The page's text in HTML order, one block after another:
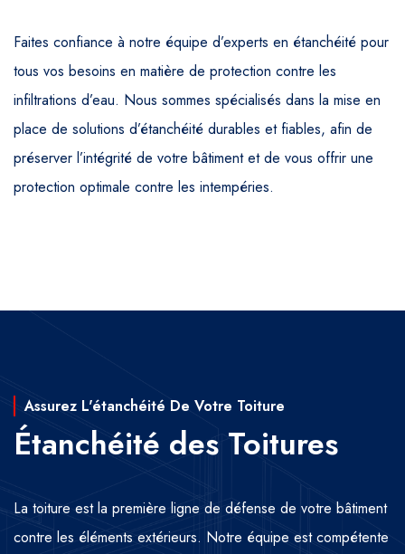
Faites confiance à notre équipe d’experts en étanchéité pour
tous vos besoins en matière de protection contre les
infiltrations d’eau. Nous sommes spécialisés dans la mise en
place de solutions d’étanchéité durables et fiables, afin de
préserver l’intégrité de votre bâtiment et de vous offrir une
protection optimale contre les intempéries.
Assurez L'étanchéité De Votre Toiture
Étanchéité des Toitures
La toiture est la première ligne de défense de votre bâtiment
contre les éléments extérieurs. Notre équipe est compétente